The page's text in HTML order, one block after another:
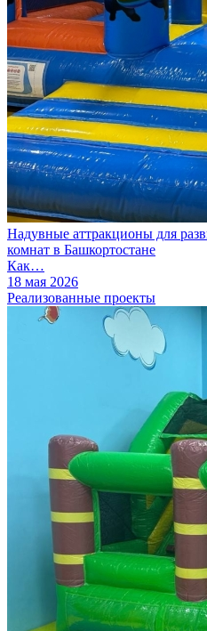
Надувные аттракционы для
комнат в Башкортостане
Как…
18 мая 2026
Реализованные проекты